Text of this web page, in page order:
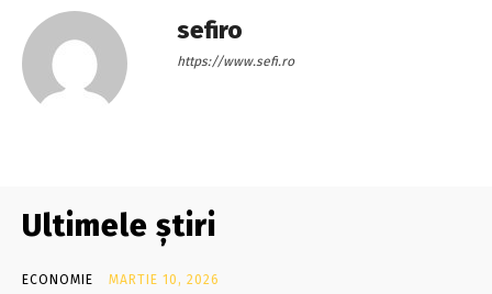
sefiro
https://www.sefi.ro
Ultimele știri
ECONOMIE MARTIE 10, 2026